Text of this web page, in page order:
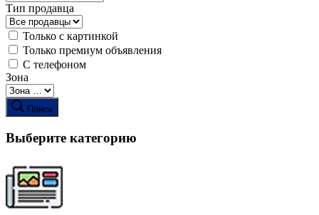
Тип продавца
Только с картинкой
Только премиум объявления
С телефоном
Зона
Поиск
Выберите категорию